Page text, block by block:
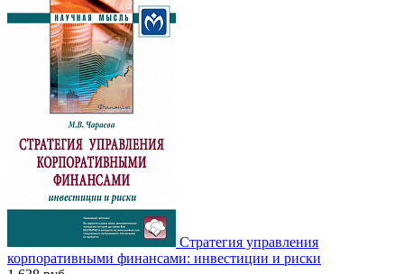
Стратегия управления
корпоративными финансами: инвестиции и риски